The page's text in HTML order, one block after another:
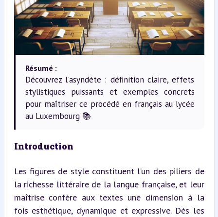
Résumé :
Découvrez l'asyndète : définition claire, effets
stylistiques puissants et exemples concrets
pour maîtriser ce procédé en français au lycée
au Luxembourg 📚
Introduction
Les figures de style constituent l’un des piliers de
la richesse littéraire de la langue française, et leur
maîtrise confère aux textes une dimension à la
fois esthétique, dynamique et expressive. Dès les